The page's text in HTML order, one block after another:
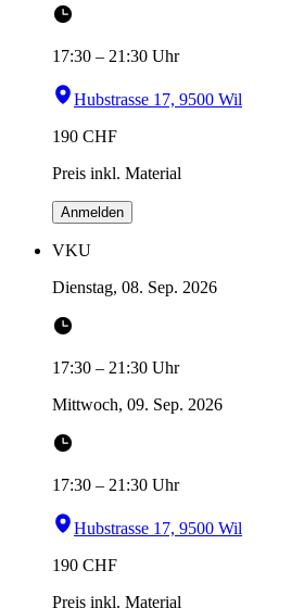
17:30 – 21:30 Uhr
Hubstrasse 17, 9500 Wil
190 CHF
Preis inkl. Material
Anmelden
VKU
Dienstag, 08. Sep. 2026
17:30 – 21:30 Uhr
Mittwoch, 09. Sep. 2026
17:30 – 21:30 Uhr
Hubstrasse 17, 9500 Wil
190 CHF
Preis inkl. Material